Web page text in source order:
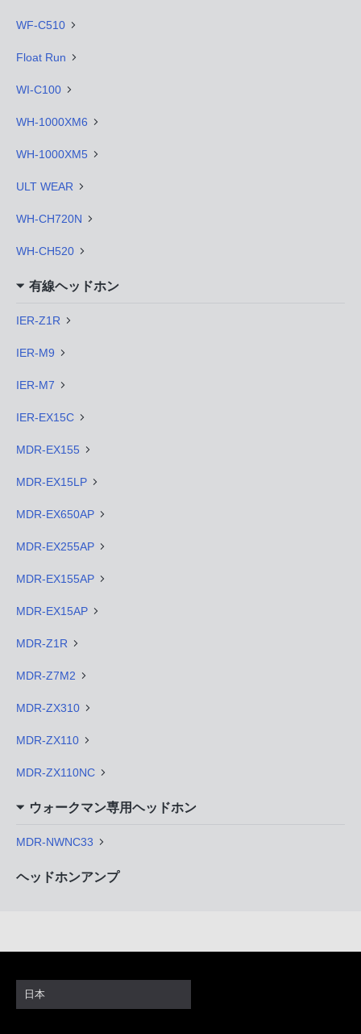
WF-C510
Float Run
WI-C100
WH-1000XM6
WH-1000XM5
ULT WEAR
WH-CH720N
WH-CH520
有線ヘッドホン
IER-Z1R
IER-M9
IER-M7
IER-EX15C
MDR-EX155
MDR-EX15LP
MDR-EX650AP
MDR-EX255AP
MDR-EX155AP
MDR-EX15AP
MDR-Z1R
MDR-Z7M2
MDR-ZX310
MDR-ZX110
MDR-ZX110NC
ウォークマン専用ヘッドホン
MDR-NWNC33
ヘッドホンアンプ
日本